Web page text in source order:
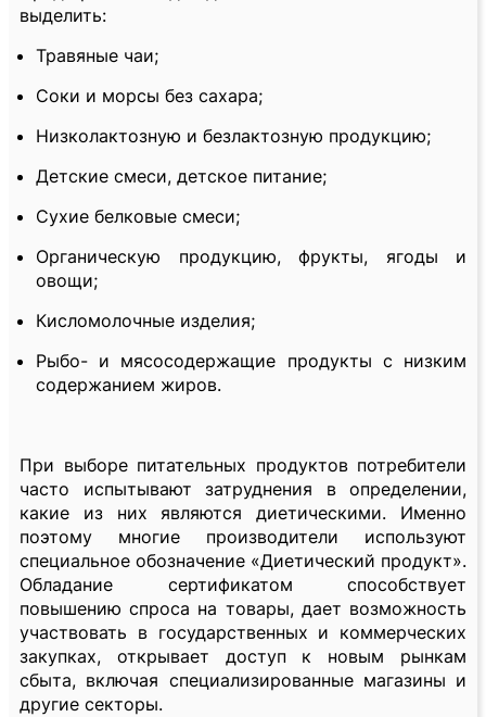
выделить:
Травяные чаи;
Соки и морсы без сахара;
Низколактозную и безлактозную продукцию;
Детские смеси, детское питание;
Сухие белковые смеси;
Органическую продукцию, фрукты, ягоды и
овощи;
Кисломолочные изделия;
Рыбо- и мясосодержащие продукты с низким
содержанием жиров.
При выборе питательных продуктов потребители
часто испытывают затруднения в определении,
какие из них являются диетическими. Именно
поэтому многие производители используют
специальное обозначение «Диетический продукт».
Обладание сертификатом способствует
повышению спроса на товары, дает возможность
участвовать в государственных и коммерческих
закупках, открывает доступ к новым рынкам
сбыта, включая специализированные магазины и
другие секторы.